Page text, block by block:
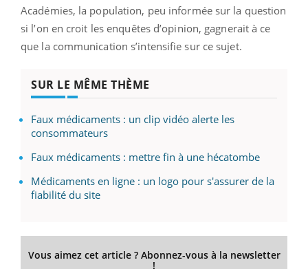
Académies, la population, peu informée sur la question
si l’on en croit les enquêtes d’opinion, gagnerait à ce
que la communication s’intensifie sur ce sujet.
SUR LE MÊME THÈME
Faux médicaments : un clip vidéo alerte les
consommateurs
Faux médicaments : mettre fin à une hécatombe
Médicaments en ligne : un logo pour s'assurer de la
fiabilité du site
Vous aimez cet article ? Abonnez-vous à la newsletter
!